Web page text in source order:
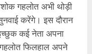
गहलोत अभी थोड़ी
करेंगे। इस दौरान
कई नेता अपना
फिलहाल अपने